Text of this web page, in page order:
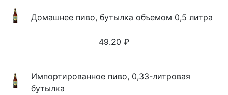
Домашнее пиво, бутылка объемом 0,5 литра
49.20 ₽
Импортированное пиво, 0,33-литровая
бутылка